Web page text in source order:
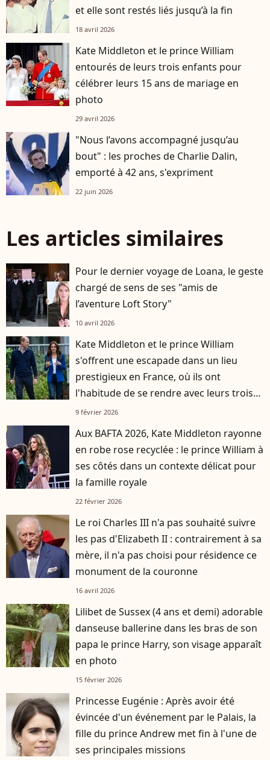
et elle sont restés liés jusqu’à la fin
18 avril 2026
Kate Middleton et le prince William
entourés de leurs trois enfants pour
célébrer leurs 15 ans de mariage en
photo
29 avril 2026
"Nous l’avons accompagné jusqu’au
bout" : les proches de Charlie Dalin,
emporté à 42 ans, s'expriment
22 juin 2026
Les articles similaires
Pour le dernier voyage de Loana, le geste
chargé de sens de ses "amis de
l’aventure Loft Story"
10 avril 2026
Kate Middleton et le prince William
s'offrent une escapade dans un lieu
prestigieux en France, où ils ont
l'habitude de se rendre avec leurs trois
enfants
9 février 2026
Aux BAFTA 2026, Kate Middleton rayonne
en robe rose recyclée : le prince William à
ses côtés dans un contexte délicat pour
la famille royale
22 février 2026
Le roi Charles III n'a pas souhaité suivre
les pas d'Elizabeth II : contrairement à sa
mère, il n'a pas choisi pour résidence ce
monument de la couronne
16 avril 2026
Lilibet de Sussex (4 ans et demi) adorable
danseuse ballerine dans les bras de son
papa le prince Harry, son visage apparaît
en photo
15 février 2026
Princesse Eugénie : Après avoir été
évincée d'un événement par le Palais, la
fille du prince Andrew met fin à l'une de
ses principales missions